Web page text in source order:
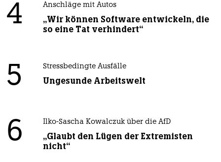
4 Anschläge mit Autos
„Wir können Software entwickeln, die
so eine Tat verhindert“
5 Stressbedingte Ausfälle
Ungesunde Arbeitswelt
6 Ilko-Sascha Kowalczuk über die AfD
„Glaubt den Lügen der Extremisten
nicht“